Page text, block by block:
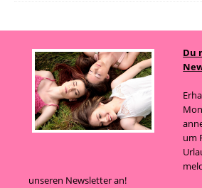
Du
um
unseren Newsletter an!